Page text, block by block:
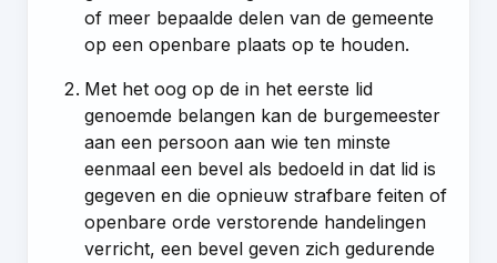
of meer bepaalde delen van de gemeente
op een openbare plaats op te houden.
Met het oog op de in het eerste lid
genoemde belangen kan de burgemeester
aan een persoon aan wie ten minste
eenmaal een bevel als bedoeld in dat lid is
gegeven en die opnieuw strafbare feiten of
openbare orde verstorende handelingen
verricht, een bevel geven zich gedurende